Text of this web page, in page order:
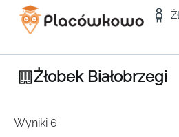
Żłobek Białobrzegi
Wyniki 6